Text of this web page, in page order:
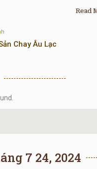
Chay Âu Lạc
Read
7 24, 2024